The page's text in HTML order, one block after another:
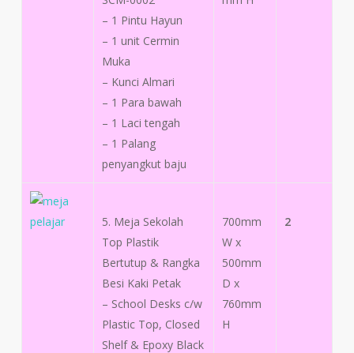
– 1 Pintu Hayun
– 1 unit Cermin
Muka
– Kunci Almari
– 1 Para bawah
– 1 Laci tengah
– 1 Palang
penyangkut baju
5. Meja Sekolah
Top Plastik
Bertutup & Rangka
Besi Kaki Petak
– School Desks c/w
Plastic Top, Closed
Shelf & Epoxy Black
700mm
W x
500mm
D x
760mm
H
2